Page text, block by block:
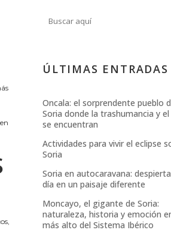
ÚLTIMAS ENTRADAS
Oncala: el sorprendente pueblo
Soria donde la trashumancia y
se encuentran
Actividades para vivir el eclipse
Soria
Soria en autocaravana:
día en un paisaje diferente
Moncayo, el gigante de Soria:
naturaleza, historia y emoción
más alto del Sistema Ibérico